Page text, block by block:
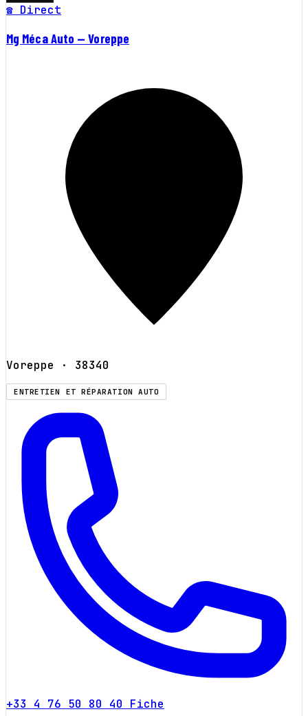
☎ Direct
Mg Méca Auto — Voreppe
Voreppe · 38340
ENTRETIEN ET RÉPARATION AUTO
+33 4 76 50 80 40 Fiche